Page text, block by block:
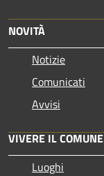
NOVITÀ
Notizie
Comunicati
Avvisi
VIVERE IL COMUNE
Luoghi